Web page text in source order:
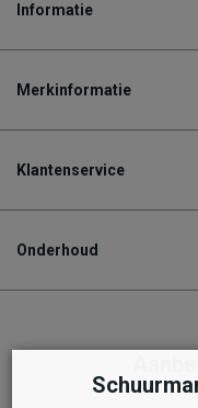
Informatie
Merkinformatie
Klantenservice
Onderhoud